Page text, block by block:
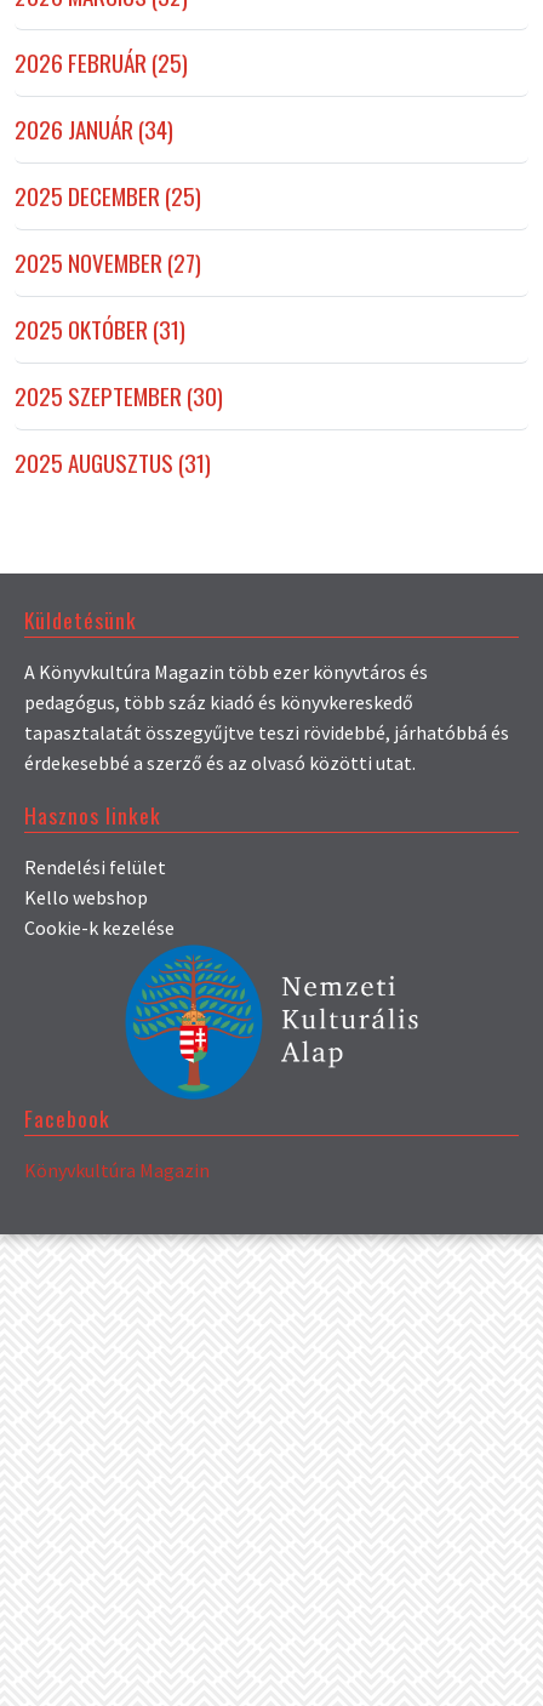
2026 FEBRUÁR (25)
2026 JANUÁR (34)
2025 DECEMBER (25)
2025 NOVEMBER (27)
2025 OKTÓBER (31)
2025 SZEPTEMBER (30)
2025 AUGUSZTUS (31)
Küldetésünk
A Könyvkultúra Magazin több ezer könyvtáros és
pedagógus, több száz kiadó és könyvkereskedő
tapasztalatát összegyűjtve teszi rövidebbé, járhatóbbá és
érdekesebbé a szerző és az olvasó közötti utat.
Hasznos linkek
Rendelési felület
Kello webshop
Cookie-k kezelése
Facebook
Könyvkultúra Magazin